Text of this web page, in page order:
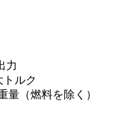
力
トルク
量（燃料を除く）